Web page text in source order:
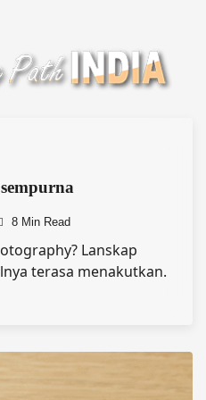
8 Min Read
Lanskap
terasa menakutkan.